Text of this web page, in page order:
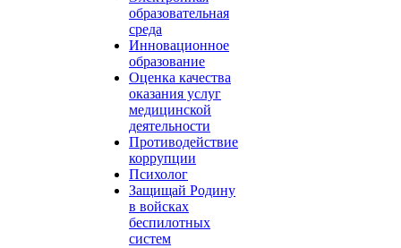
образовательная
среда
Инновационное
образование
Оценка качества
оказания услуг
медицинской
деятельности
Противодействие
коррупции
Психолог
Защищай Родину
в войсках
беспилотных
систем